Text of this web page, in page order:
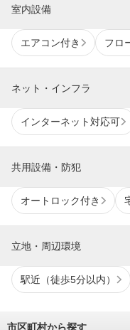
室内設備
エアコン付き フロ
ネット・インフラ
インターネット対応可
共用設備・防犯
オートロック付き
立地・周辺環境
駅近（徒歩5分以内）
市区町村から探す